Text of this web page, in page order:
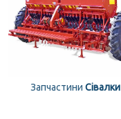
Запчастини Сівалки